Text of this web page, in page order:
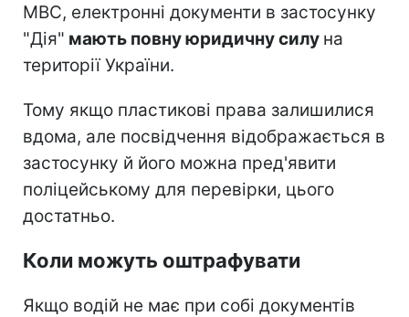
МВС, електронні документи в застосунку
"Дія" мають повну юридичну силу на
території України.
Тому якщо пластикові права залишилися
вдома, але посвідчення відображається в
застосунку й його можна пред'явити
поліцейському для перевірки, цього
достатньо.
Коли можуть оштрафувати
Якщо водій не має при собі документів